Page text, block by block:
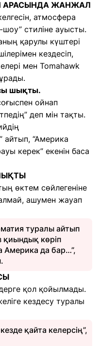
АРАСЫНДА ЖАНЖАЛ
атмосфера
шоу” стиліне ауысты.
қарулы күштері
кездесіп,
мен Tomahawk
шықты.
ойнап
деп мін тақты.
айтып, “Америка
керек” екенін баса
өктем сөйлегеніне
ашумен жауап
туралы айтып
қиындық көріп
да бар…”,
қол қойылмады.
кездесу туралы
қайта келерсің”,